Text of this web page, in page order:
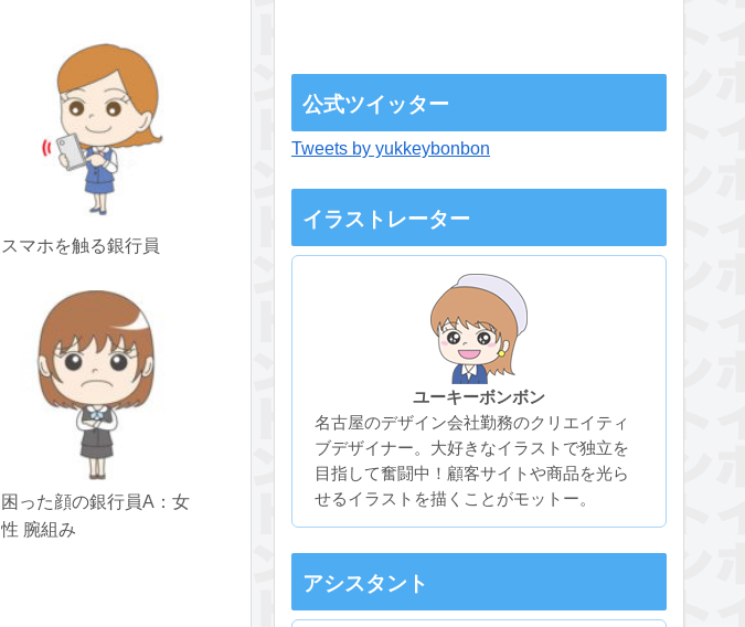
スマホを触る銀行員
困った顔の銀行員A：女
性 腕組み
公式ツイッター
Tweets by yukkeybonbon
イラストレーター
ユーキーボンボン
名古屋のデザイン会社勤務のクリエイティ
ブデザイナー。大好きなイラストで独立を
目指して奮闘中！顧客サイトや商品を光ら
せるイラストを描くことがモットー。
アシスタント